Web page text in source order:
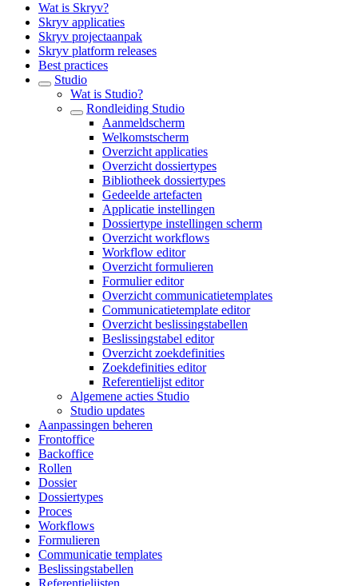
Wat is Skryv?
Skryv applicaties
Skryv projectaanpak
Skryv platform releases
Best practices
Studio
Wat is Studio?
Rondleiding Studio
Aanmeldscherm
Welkomstscherm
Overzicht applicaties
Overzicht dossiertypes
Bibliotheek dossiertypes
Gedeelde artefacten
Applicatie instellingen
Dossiertype instellingen scherm
Overzicht workflows
Workflow editor
Overzicht formulieren
Formulier editor
Overzicht communicatietemplates
Communicatietemplate editor
Overzicht beslissingstabellen
Beslissingstabel editor
Overzicht zoekdefinities
Zoekdefinities editor
Referentielijst editor
Algemene acties Studio
Studio updates
Aanpassingen beheren
Frontoffice
Backoffice
Rollen
Dossier
Dossiertypes
Proces
Workflows
Formulieren
Communicatie templates
Beslissingstabellen
Referentielijsten